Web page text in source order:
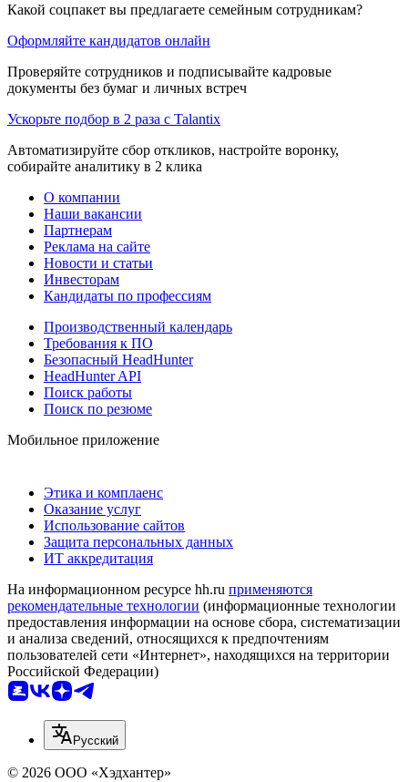
Какой соцпакет вы предлагаете семейным сотрудникам?
Оформляйте кандидатов онлайн
Проверяйте сотрудников и подписывайте кадровые
документы без бумаг и личных встреч
Ускорьте подбор в 2 раза с Talantix
Автоматизируйте сбор откликов, настройте воронку,
собирайте аналитику в 2 клика
О компании
Наши вакансии
Партнерам
Реклама на сайте
Новости и статьи
Инвесторам
Кандидаты по профессиям
Производственный календарь
Требования к ПО
Безопасный HeadHunter
HeadHunter API
Поиск работы
Поиск по резюме
Мобильное приложение
Этика и комплаенс
Оказание услуг
Использование сайтов
Защита персональных данных
ИТ аккредитация
На информационном ресурсе hh.ru применяются
рекомендательные технологии (информационные технологии
предоставления информации на основе сбора, систематизации
и анализа сведений, относящихся к предпочтениям
пользователей сети «Интернет», находящихся на территории
Российской Федерации)
Русский
© 2026 ООО «Хэдхантер»